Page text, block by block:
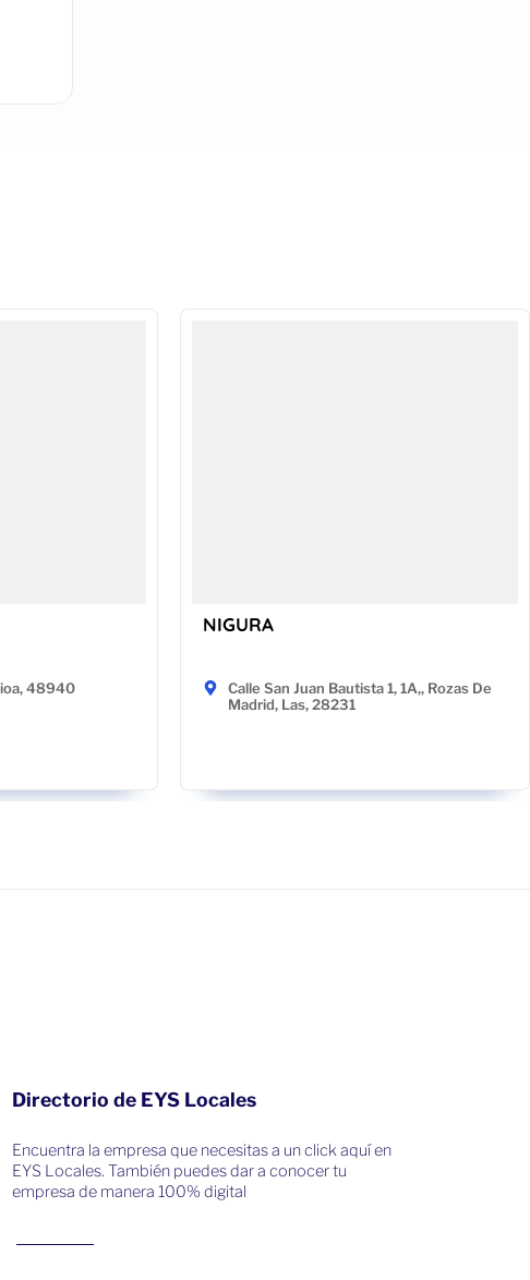
48940
NIGURA
Calle San Juan Bautista 1, 1A,, Rozas De
Madrid, Las, 28231
Directorio de EYS Locales
Encuentra la empresa que necesitas a un click aquí en
EYS Locales. También puedes dar a conocer tu
empresa de manera 100% digital